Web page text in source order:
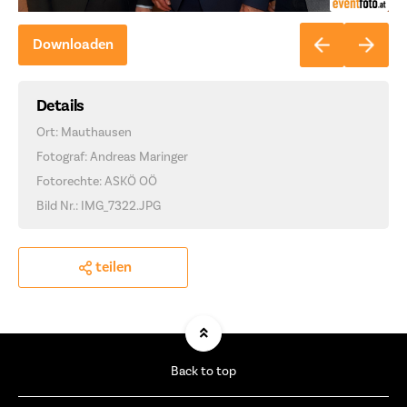
Downloaden
Details
Ort: Mauthausen
Fotograf: Andreas Maringer
Fotorechte: ASKÖ OÖ
Bild Nr.: IMG_7322.JPG
teilen
Back to top